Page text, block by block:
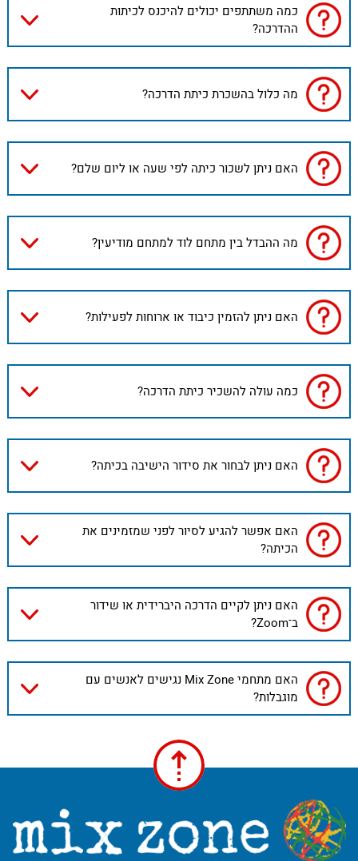
כמה משתתפים יכולים להיכנס לכיתות
ההדרכה?
מה כלול בהשכרת כיתת הדרכה?
האם ניתן לשכור כיתה לפי שעה או ליום שלם?
מה ההבדל בין מתחם לוד למתחם מודיעין?
האם ניתן להזמין כיבוד או ארוחות לפעילות?
כמה עולה להשכיר כיתת הדרכה?
האם ניתן לבחור את סידור הישיבה בכיתה?
האם אפשר להגיע לסיור לפני שמזמינים את
הכיתה?
האם ניתן לקיים הדרכה היברידית או שידור
ב־Zoom?
האם מתחמי Mix Zone נגישים לאנשים עם
מוגבלות?